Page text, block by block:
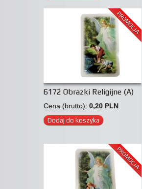
6172 Obrazki Religijne (A)
PROMOCJA
Cena (brutto): 0,20 PLN
Dodaj do koszyka
PROMOCJA